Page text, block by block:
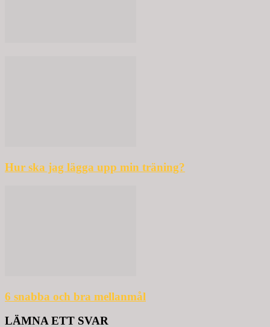
Hur ska jag lägga upp min träning?
6 snabba och bra mellanmål
LÄMNA ETT SVAR